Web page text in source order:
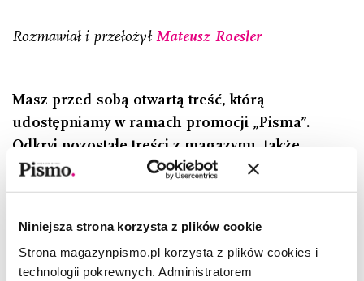
Niniejsza strona korzysta z plików cookie
Strona magazynpismo.pl korzysta z plików cookies i
technologii pokrewnych. Administratorem
Rozmawiał i przełożyłMateusz Roesler
Masz przed sobą otwartą treść, którą
udostępniamy w ramach promocji „Pisma”.
Odkryj pozostałe treści z magazynu, także
w wersji audio. Jeśli nie masz prenumeraty lub
dostępu online – zarejestruj się iwykup dostęp.
Christelle Oyiri–(ur. 1992), francuska artystka wizualna,
performerka, DJ-ka i producentka muzyczna, na scenie
klubowej znana jako Crystallmess. W swojej sztuce porusza